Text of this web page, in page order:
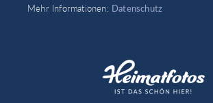
iMehr Informationen: Datenschutz